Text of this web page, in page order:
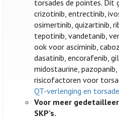
torsades de pointes. Dit
crizotinib, entrectinib,
osimertinib, quizartinib,
tepotinib, vandetanib,
ook voor asciminib,
dasatinib, encorafenib,
midostaurine,
risicofactoren voor
QT-verlenging en
Voor meer
SKP’s.